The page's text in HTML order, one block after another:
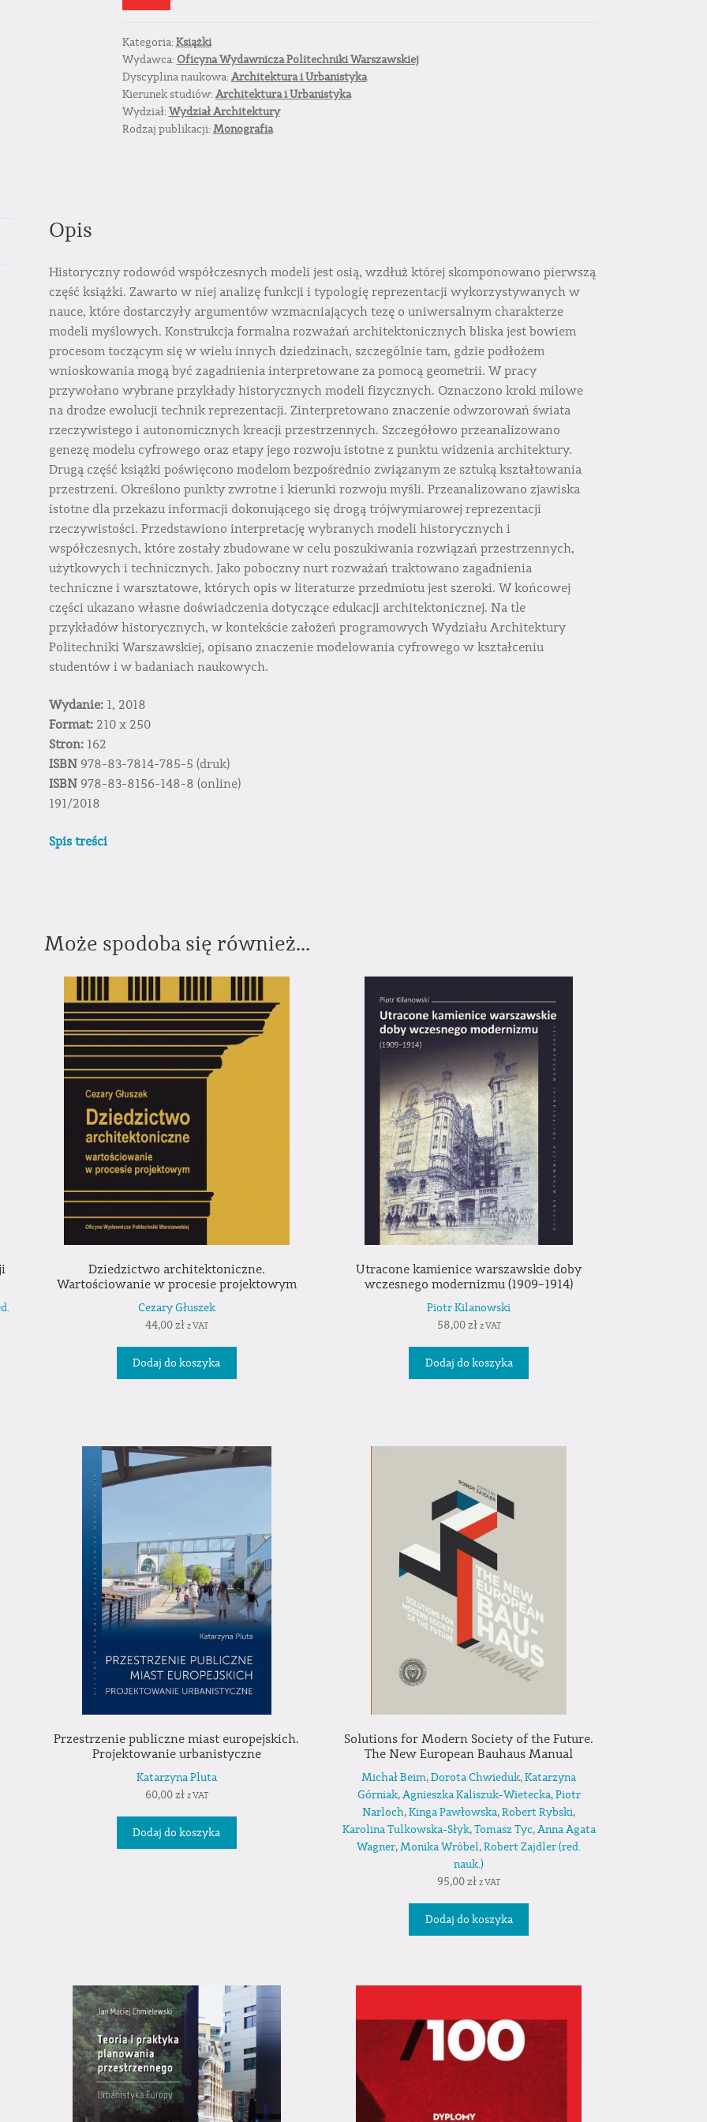
Kategoria:Książki
Wydawca: Oficyna Wydawnicza Politechniki Warszawskiej
Dyscyplina naukowa:Architektura i Urbanistyka
Kierunek studiów:Architektura i Urbanistyka
Wydział:Wydział Architektury
Rodzaj publikacji:Monografia
Opis
Historyczny rodowód współczesnych modeli jest osią, wzdłuż której skomponowano pierwszą
część książki. Zawarto w niej analizę funkcji i typologię reprezentacji wykorzystywanych w
nauce, które dostarczyły argumentów wzmacniających tezę o uniwersalnym charakterze
modeli myślowych. Konstrukcja formalna rozważań architektonicznych bliska jest bowiem
procesom toczącym się w wielu innych dziedzinach, szczególnie tam, gdzie podłożem
wnioskowania mogą być zagadnienia interpretowane za pomocą geometrii. W pracy
przywołano wybrane przykłady historycznych modeli fizycznych. Oznaczono kroki milowe
na drodze ewolucji technik reprezentacji. Zinterpretowano znaczenie odwzorowań świata
rzeczywistego i autonomicznych kreacji przestrzennych. Szczegółowo przeanalizowano
genezę modelu cyfrowego oraz etapy jego rozwoju istotne z punktu widzenia architektury.
Drugą część książki poświęcono modelom bezpośrednio związanym ze sztuką kształtowania
przestrzeni. Określono punkty zwrotne i kierunki rozwoju myśli. Przeanalizowano zjawiska
istotne dla przekazu informacji dokonującego się drogą trójwymiarowej reprezentacji
rzeczywistości. Przedstawiono interpretację wybranych modeli historycznych i
współczesnych, które zostały zbudowane w celu poszukiwania rozwiązań przestrzennych,
użytkowych i technicznych. Jako poboczny nurt rozważań traktowano zagadnienia
techniczne i warsztatowe, których opis w literaturze przedmiotu jest szeroki. W końcowej
części ukazano własne doświadczenia dotyczące edukacji architektonicznej. Na tle
przykładów historycznych, w kontekście założeń programowych Wydziału Architektury
Politechniki Warszawskiej, opisano znaczenie modelowania cyfrowego w kształceniu
studentów i w badaniach naukowych.
Wydanie: 1, 2018
Format: 210 x 250
Stron: 162
ISBN 978-83-7814-785-5 (druk)
ISBN 978-83-8156-148-8 (online)
191/2018
Spis treści
Może spodoba się również…
Dziedzictwo architektoniczne.
Wartościowanie w procesie projektowym
Cezary Głuszek
44,00zł z VAT
Dodaj do koszyka
Utracone kamienice warszawskie doby
wczesnego modernizmu (1909–1914)
Piotr Kilanowski
58,00zł z VAT
Dodaj do koszyka
Przestrzenie publiczne miast europejskich.
Projektowanie urbanistyczne
Katarzyna Pluta
60,00zł z VAT
Dodaj do koszyka
Solutions for Modern Society of the Future.
The New European Bauhaus Manual
Michał Beim,Dorota Chwieduk,Katarzyna
Górniak,Agnieszka Kaliszuk-Wietecka,Piotr
Narloch,Kinga Pawłowska,Robert Rybski,
Karolina Tulkowska-Słyk,Tomasz Tyc,Anna Agata
Wagner,Monika Wróbel,Robert Zajdler (red.
nauk.)
95,00zł z VAT
Dodaj do koszyka